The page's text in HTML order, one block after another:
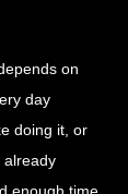
on
day
doing it, or
already
enough time